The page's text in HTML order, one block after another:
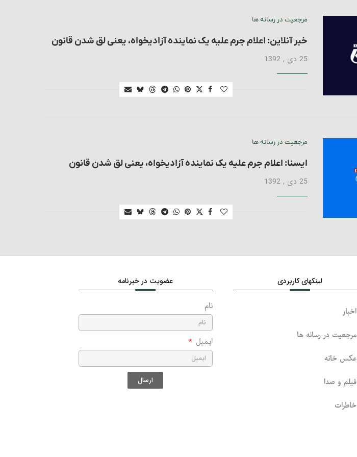
مرجعیت در رسانه ها
خبر آنلاین: اعلام جرم علیه یک نماینده آزادیخواه، یعنی لق شدن قانون
25 دی , 1392
مرجعیت در رسانه ها
ایسنا: اعلام جرم علیه یک نماینده آزادیخواه، یعنی لق شدن قانون
25 دی , 1392
لینکهای کاربردی
اخبار
مرجعیت در رسانه ها
عکس خانه
فیلم و صدا
خاطرات
عضویت در خبرنامه
نام
ایمیل
ارسال